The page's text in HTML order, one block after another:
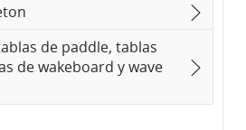
de paddle, tablas
de wakeboard y wave